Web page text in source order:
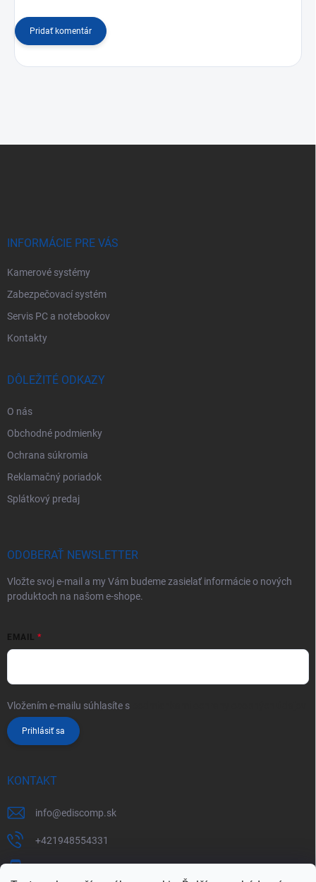
Pridať komentár
INFORMÁCIE PRE VÁS
Kamerové systémy
Zabezpečovací systém
Servis PC a notebookov
Kontakty
DÔLEŽITÉ ODKAZY
O nás
Obchodné podmienky
Ochrana súkromia
Reklamačný poriadok
Splátkový predaj
ODOBERAŤ NEWSLETTER
Vložte svoj e-mail a my Vám budeme zasielať informácie o nových
produktoch na našom e-shope.
EMAIL
Vložením e-mailu súhlasíte s
Prihlásiť sa
KONTAKT
info@ediscomp.sk
+421948554331